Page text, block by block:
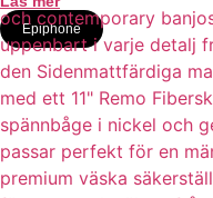
Epiphone